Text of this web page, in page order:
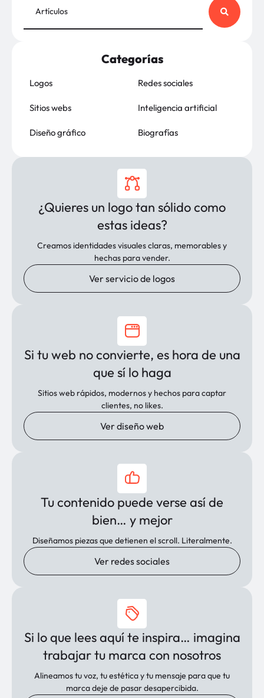
Categorías
Logos
Sitios webs
Diseño gráfico
Redes sociales
Inteligencia artificial
Biografías
¿Quieres un logo tan sólido como
estas ideas?
Creamos identidades visuales claras, memorables y
hechas para vender.
Ver servicio de logos
Si tu web no convierte, es hora de una
que sí lo haga
Sitios web rápidos, modernos y hechos para captar
clientes, no likes.
Ver diseño web
Tu contenido puede verse así de
bien… y mejor
Diseñamos piezas que detienen el scroll. Literalmente.
Ver redes sociales
Si lo que lees aquí te inspira… imagina
trabajar tu marca con nosotros
Alineamos tu voz, tu estética y tu mensaje para que tu
marca deje de pasar desapercibida.